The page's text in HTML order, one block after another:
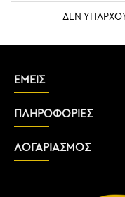
ΔΕΝ
ΕΜΕΙΣ
ΠΛΗΡΟΦΟΡΙΕΣ
ΛΟΓΑΡΙΑΣΜΟΣ